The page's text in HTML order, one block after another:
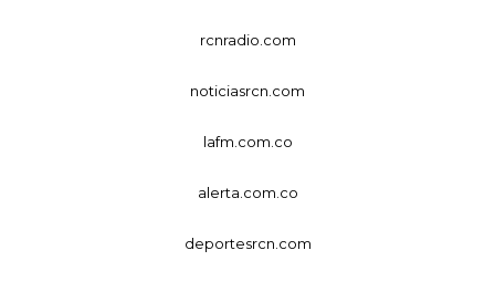
rcnradio.com
noticiasrcn.com
lafm.com.co
alerta.com.co
deportesrcn.com